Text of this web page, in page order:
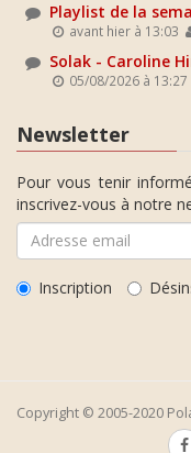
Playlist de la
avant hier à 13:03
Solak - Caroline
05/08/2026 à 13:27
Newsletter
Pour vous tenir
inscrivez-vous à notre
Inscription
Copyright © 2005-2020